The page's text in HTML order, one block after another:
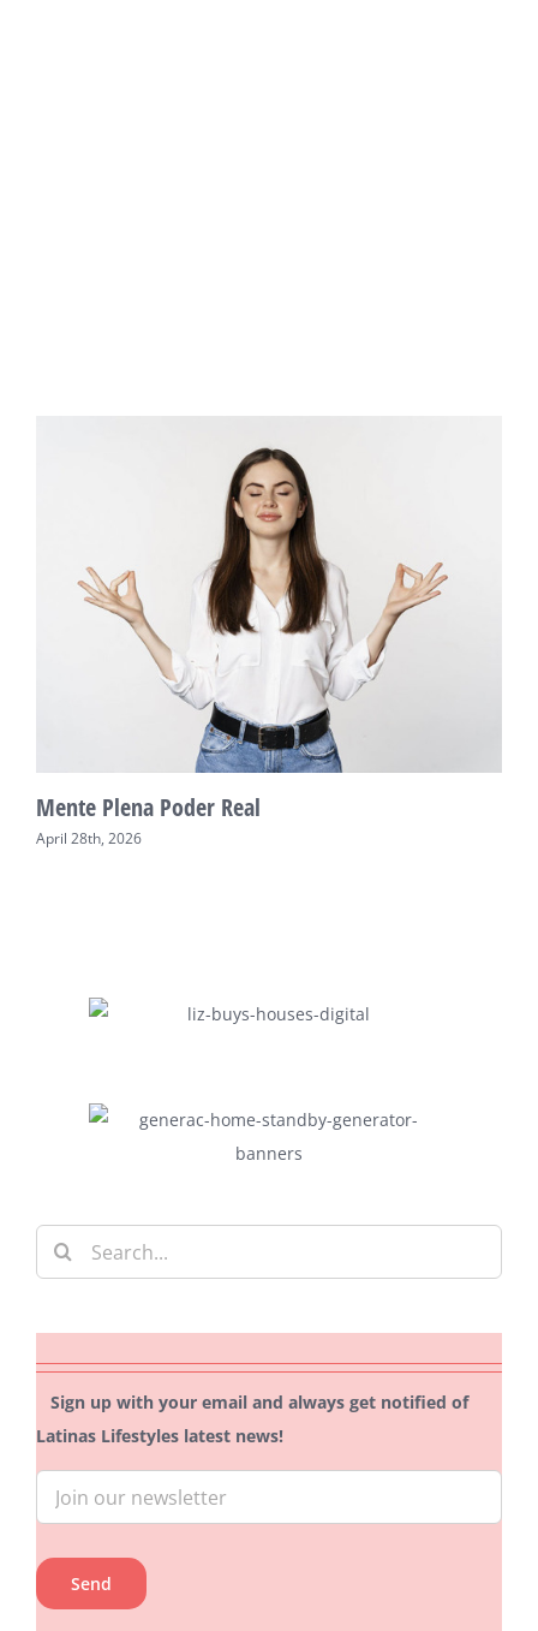
Mente Plena Poder Real
April 28th, 2026
Search
for:
Sign up with your email and always get notified of
Latinas Lifestyles latest news!